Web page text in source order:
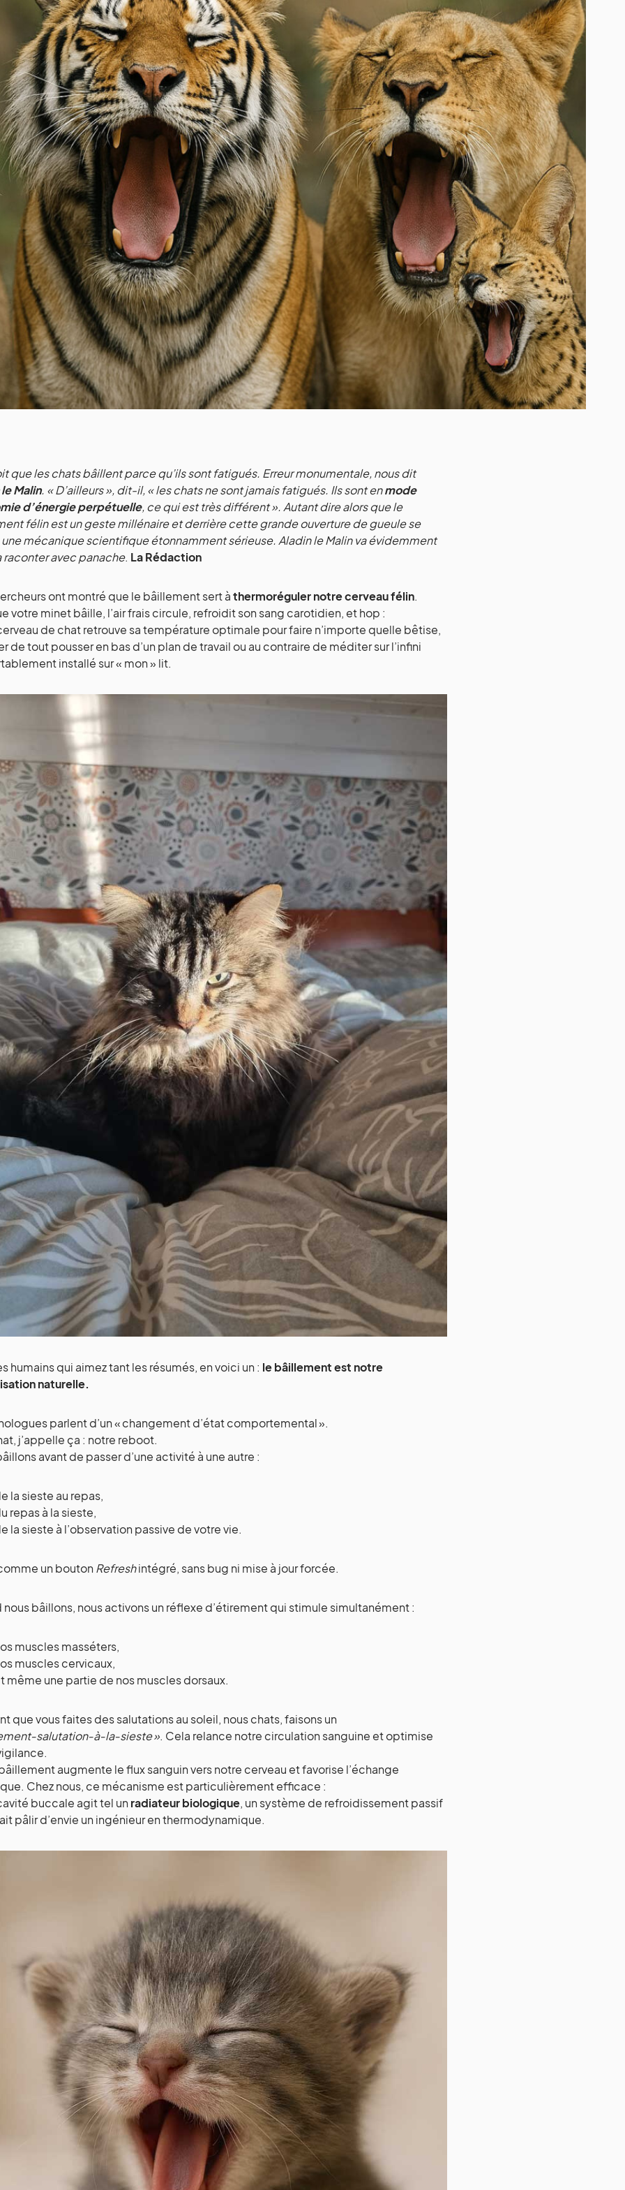
que les chats bâillent parce qu’ils sont fatigués. Erreur monumentale, nous dit
Malin. « D’ailleurs », dit-il, « les chats ne sont jamais fatigués. Ils sont enmode
d’énergie perpétuelle, ce qui est très différent ». Autant dire alors que le
félin est un geste millénaire et derrière cette grande ouverture de gueule se
mécanique scientifique étonnamment sérieuse. Aladin le Malin va évidemment
raconter avec panache. La Rédaction
ont montré que le bâillement sert àthermoréguler notre cerveau félin.
votre minet bâille, l’air frais circule, refroidit son sang carotidien, et hop :
de chat retrouve sa température optimale pour faire n’importe quelle bêtise,
de tout pousser en bas d’un plan de travail ou au contraire de méditer sur l’infini
installé sur « mon » lit.
humains qui aimez tant les résumés, en voici un : le bâillement est notre
naturelle.
parlent d’un « changement d’état comportemental ».
j’appelle ça : notre reboot.
avant de passer d’une activité à une autre :
la sieste au repas,
repas à la sieste,
la sieste à l’observation passive de votre vie.
un bouton Refreshintégré, sans bug ni mise à jour forcée.
nous bâillons, nous activons un réflexe d’étirement qui stimule simultanément :
muscles masséters,
muscles cervicaux,
même une partie de nos muscles dorsaux.
que vous faites des salutations au soleil, nous chats, faisons un
». Cela relance notre circulation sanguine et optimise
augmente le flux sanguin vers notre cerveau et favorise l’échange
Chez nous, ce mécanisme est particulièrement efficace :
buccale agit tel un radiateur biologique, un système de refroidissement passif
pâlir d’envie un ingénieur en thermodynamique.